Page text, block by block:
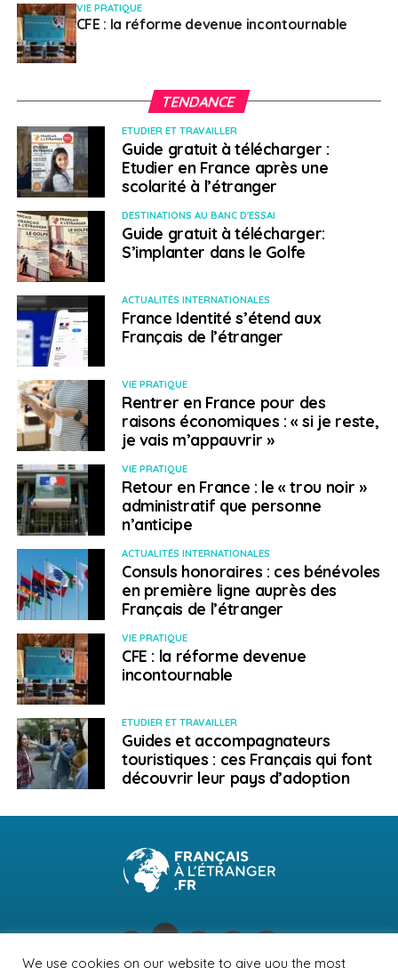
VIE PRATIQUE
CFE : la réforme devenue incontournable
TENDANCE
ETUDIER ET TRAVAILLER
Guide gratuit à télécharger :
Etudier en France après une
scolarité à l’étranger
DESTINATIONS AU BANC D'ESSAI
Guide gratuit à télécharger:
S’implanter dans le Golfe
ACTUALITÉS INTERNATIONALES
France Identité s’étend aux
Français de l’étranger
VIE PRATIQUE
Rentrer en France pour des
raisons économiques : « si je reste,
je vais m’appauvrir »
VIE PRATIQUE
Retour en France : le « trou noir »
administratif que personne
n’anticipe
ACTUALITÉS INTERNATIONALES
Consuls honoraires : ces bénévoles
en première ligne auprès des
Français de l’étranger
VIE PRATIQUE
CFE : la réforme devenue
incontournable
ETUDIER ET TRAVAILLER
Guides et accompagnateurs
touristiques : ces Français qui font
découvrir leur pays d’adoption
We use cookies on our website to give you the most